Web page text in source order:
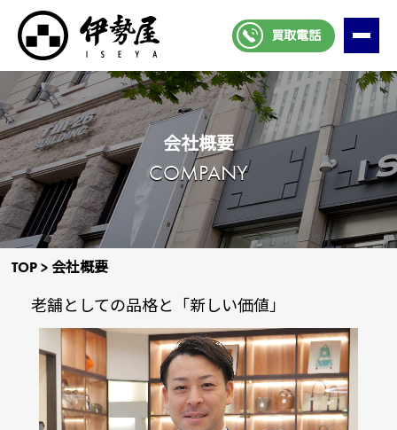
買取電話
TOP > 会社概要
会社概要
COMPANY
⽼舗としての品格と「新しい価値」